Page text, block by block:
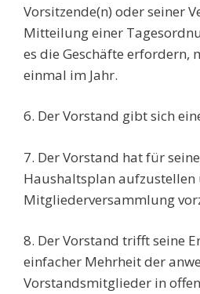
Vorsitzende(n) oder seiner
Mitteilung einer
es die Geschäfte erfordern,
einmal im Jahr.
6. Der Vorstand gibt sich
7. Der Vorstand hat für
Haushaltsplan aufzustellen
Mitgliederversammlung
8. Der Vorstand trifft seine
einfacher Mehrheit der
Vorstandsmitglieder in